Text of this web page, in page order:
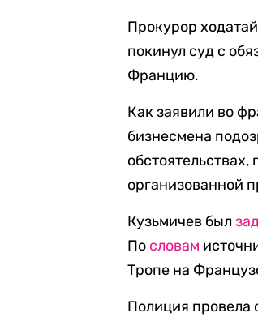
Прокурор
покинул суд с
Францию.
Как заявили во
бизнесмена
организованной
Кузьмичев был
По словам
Тропе на
Полиция провела